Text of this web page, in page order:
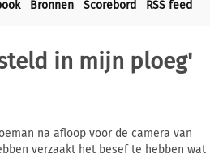
Bronnen Scorebord RSS feed
in mijn ploeg'
na afloop voor de camera van
verzaakt het besef te hebben wat